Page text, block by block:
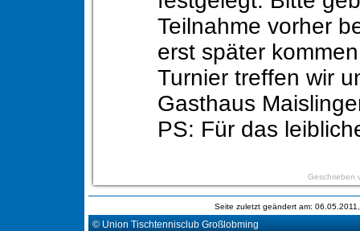
Teilnahme vorher
erst später
Turnier treffen wir
Gasthaus
PS: Für das
Geschrieben
Seite zuletzt geändert am:
© Union Tischtennisclub Großlobming